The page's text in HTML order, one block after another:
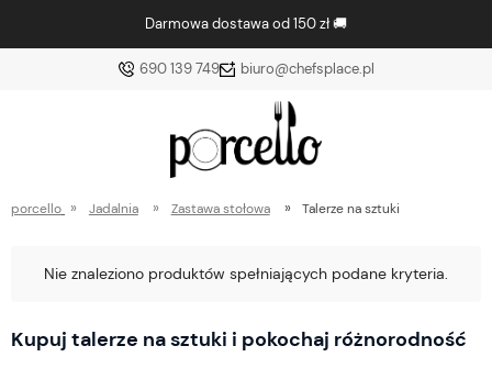
690 139 749 biuro@chefsplace.pl
porcello » Jadalnia » Zastawa stołowa » Talerze na sztuki
Nie znaleziono produktów spełniających podane kryteria.
Kupuj talerze na sztuki i pokochaj różnorodność